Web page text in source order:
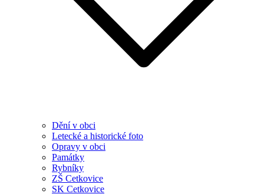
Dění v obci
Letecké a historické foto
Opravy v obci
Památky
Rybníky
ZŠ Cetkovice
SK Cetkovice